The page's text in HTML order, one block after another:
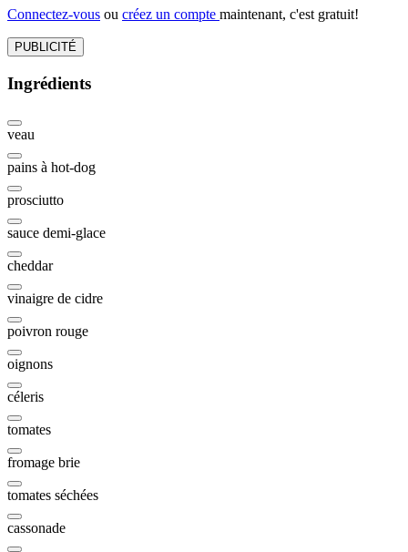
Connectez-vous ou créez un compte maintenant, c'est gratuit!
PUBLICITÉ
Ingrédients
veau
pains à hot-dog
prosciutto
sauce demi-glace
cheddar
vinaigre de cidre
poivron rouge
oignons
céleris
tomates
fromage brie
tomates séchées
cassonade